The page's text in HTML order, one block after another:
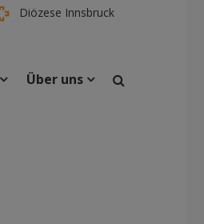
Diözese Innsbruck
Über uns